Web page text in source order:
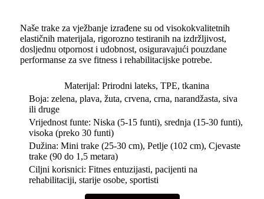
Naše trake za vježbanje izrađene su od visokokvalitetnih
elastičnih materijala, rigorozno testiranih na izdržljivost,
dosljednu otpornost i udobnost, osiguravajući pouzdane
performanse za sve fitness i rehabilitacijske potrebe.
Materijal: Prirodni lateks, TPE, tkanina
Boja: zelena, plava, žuta, crvena, crna, narandžasta, siva
ili druge
Vrijednost funte: Niska (5-15 funti), srednja (15-30 funti),
visoka (preko 30 funti)
Dužina: Mini trake (25-30 cm), Petlje (102 cm), Cjevaste
trake (90 do 1,5 metara)
Ciljni korisnici: Fitnes entuzijasti, pacijenti na
rehabilitaciji, starije osobe, sportisti